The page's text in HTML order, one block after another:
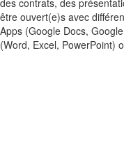
des contrats, des
être ouvert(e)s avec
Apps (Google Docs,
(Word, Excel, PowerPoint)